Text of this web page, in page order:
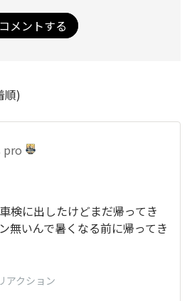
コメントする
順)
pro
検に出したけどまだ帰ってき
無いんで暑くなる前に帰ってき
アクション